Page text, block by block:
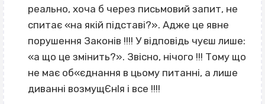
реально, хоча б через письмовий запит, не
спитає «на якій підставі?». Адже це явне
порушення Законів !!!! У відповідь чуєш лише:
«а що це змінить?». Звісно, нічого !!! Тому що
не має об«єднання в цьому питанні, а лише
диванні возмущЄнІя і все !!!!